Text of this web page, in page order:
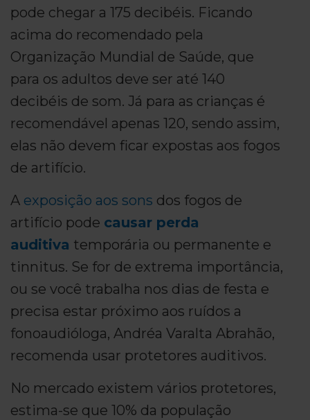
pode chegar a 175 decibéis. Ficando
acima do recomendado pela
Organização Mundial de Saúde, que
para os adultos deve ser até 140
decibéis de som. Já para as crianças é
recomendável apenas 120, sendo assim,
elas não devem ficar expostas aos fogos
de artifício.
A exposição aos sons dos fogos de
artifício pode causar perda
auditiva temporária ou permanente e
tinnitus. Se for de extrema importância,
ou se você trabalha nos dias de festa e
precisa estar próximo aos ruídos a
fonoaudióloga, Andréa Varalta Abrahão,
recomenda usar protetores auditivos.
No mercado existem vários protetores,
estima-se que 10% da população